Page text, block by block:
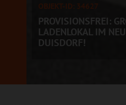
OBJEKT-ID: 34627
PROVISIONSFREI:
ADENLOKAL IM
UISDORF!